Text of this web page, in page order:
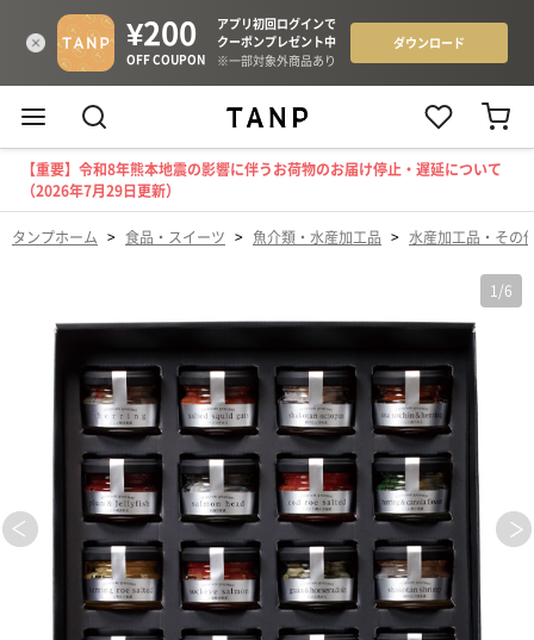
【重要】令和8年熊本地震の影響に伴うお荷物のお届け停止・遅延について
（2026年7月29日更新）
タンプホーム > 食品・スイーツ > 魚介類・水産加工品 > 水産加工品・その
1 /6